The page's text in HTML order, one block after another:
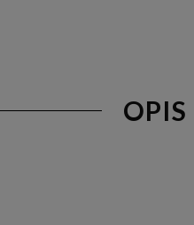
OPIS